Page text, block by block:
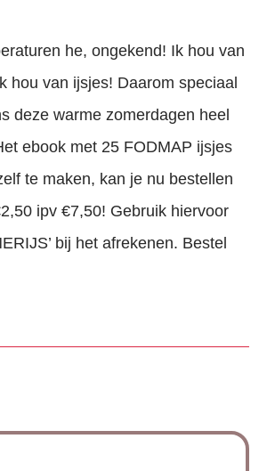
he, ongekend! Ik hou van
hou van ijsjes! Daarom speciaal
deze warme zomerdagen heel
ebook met 25 FODMAP ijsjes
te maken, kan je nu bestellen
ipv €7,50! Gebruik hiervoor
bij het afrekenen. Bestel